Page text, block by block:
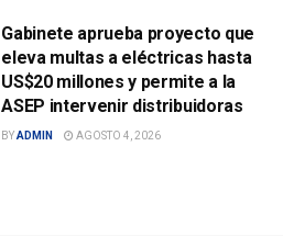
Gabinete aprueba proyecto que
eleva multas a eléctricas hasta
US$20 millones y permite a la
ASEP intervenir distribuidoras
BYADMIN AGOSTO 4, 2026